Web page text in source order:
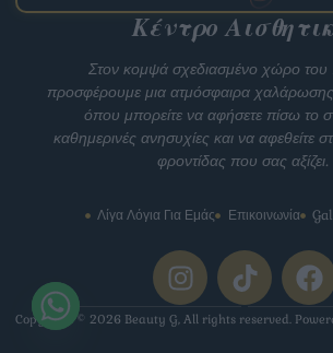
Κέντρο
Στον κομψά σχεδιασμένο χώρο
προσφέρουμε μια ατμόσφαιρα
όπου μπορείτε να αφήσετε πίσω το
καθημερινές ανησυχίες και να αφεθείτε
φροντίδας που σας αξίζει.
Λίγα Λόγια Για Εμάς Επικοινωνία
Copyright © 2026 Beauty G, All rights reserved.